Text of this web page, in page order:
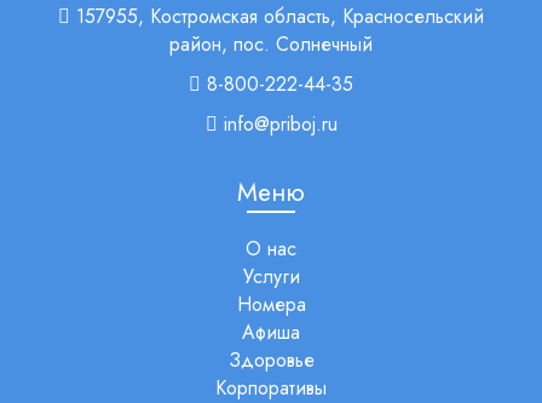
157955, Костромская область, Красносельский
район, пос. Солнечный
8-800-222-44-35
info@priboj.ru
Меню
О нас
Услуги
Номера
Афиша
Здоровье
Корпоративы